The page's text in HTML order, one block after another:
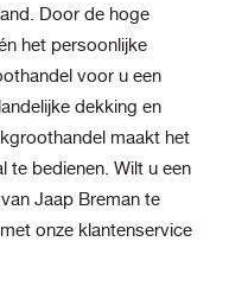
Door de hoge
het persoonlijke
voor u een
dekking en
maakt het
te bedienen. Wilt u een
Jaap Breman te
onze klantenservice